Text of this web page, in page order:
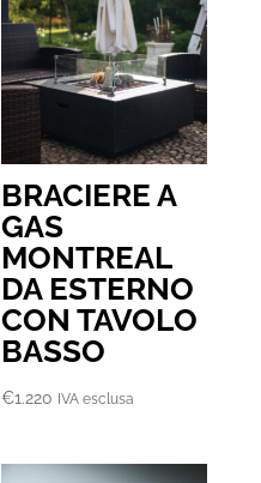
BRACIERE A
GAS
MONTREAL
DA ESTERNO
CON TAVOLO
BASSO
€1.220 IVA esclusa